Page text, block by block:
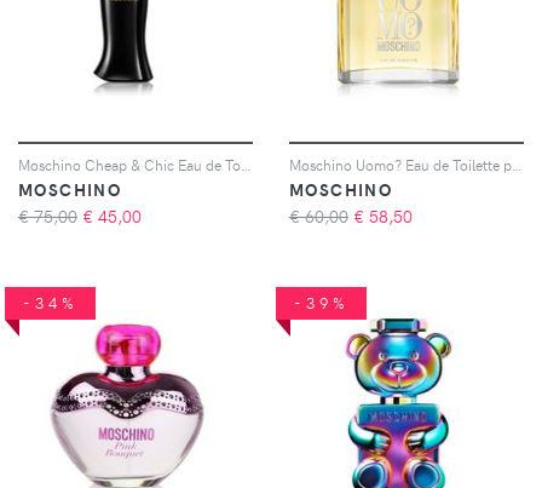
MOSCHINO
€ 75,00 € 45,00
MOSCHINO
€ 60,00 € 58,50
-34% -39%